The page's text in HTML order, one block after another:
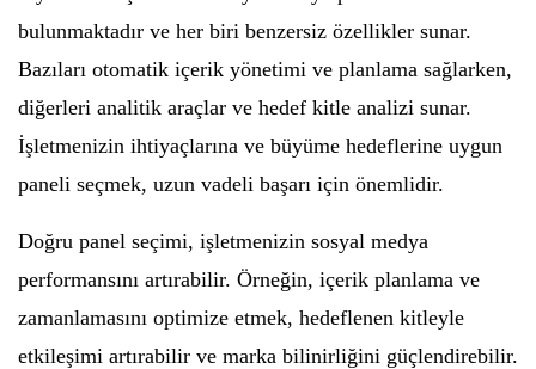
bulunmaktadır ve her biri benzersiz özellikler sunar.
Bazıları otomatik içerik yönetimi ve planlama sağlarken,
diğerleri analitik araçlar ve hedef kitle analizi sunar.
İşletmenizin ihtiyaçlarına ve büyüme hedeflerine uygun
paneli seçmek, uzun vadeli başarı için önemlidir.
Doğru panel seçimi, işletmenizin sosyal medya
performansını artırabilir. Örneğin, içerik planlama ve
zamanlamasını optimize etmek, hedeflenen kitleyle
etkileşimi artırabilir ve marka bilinirliğini güçlendirebilir.